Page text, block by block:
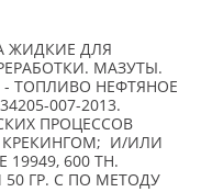
ЖИДКИЕ ДЛЯ
МАЗУТЫ.
ТОПЛИВО НЕФТЯНОЕ
007-2013.
ПРОЦЕССОВ
КРЕКИНГОМ; И/ИЛИ
600 ТН.
ГР. С ПО МЕТОДУ